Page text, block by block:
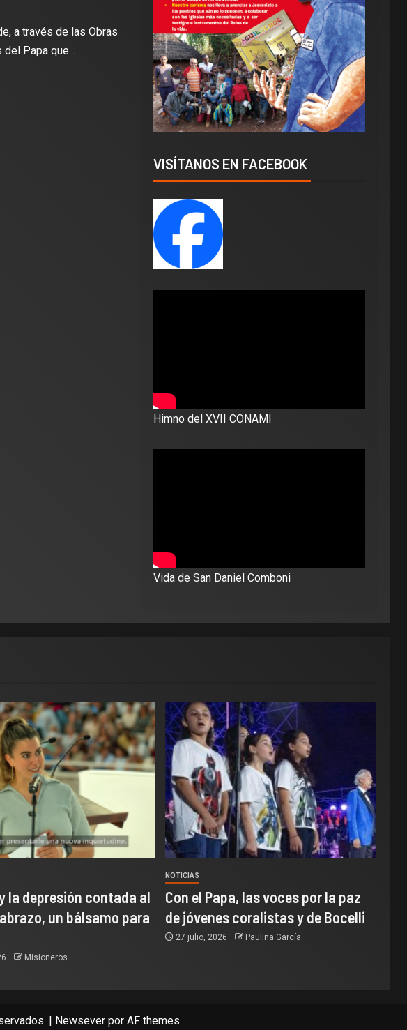
a través de las Obras
Papa que...
VISÍTANOS EN FACEBOOK
Himno del XVII CONAMI
Vida de San Daniel Comboni
la depresión contada al
un bálsamo para
Misioneros
NOTICIAS
Con el Papa, las voces por la paz
de jóvenes coralistas y de Bocelli
27 julio, 2026 Paulina García
| Newseverpor AF themes.